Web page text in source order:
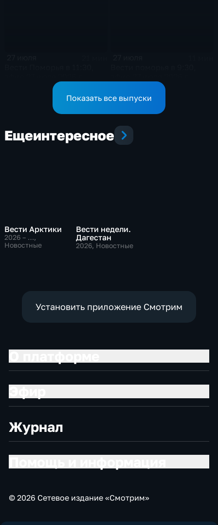
Показать все выпуски
Ещеинтересное
Вести Арктики
2026 – …,
Новостные
Вести недели.
Дагестан
2026, Новостные
Установить приложение Смотрим
Журнал
© 2026 Сетевое издание «Смотрим»